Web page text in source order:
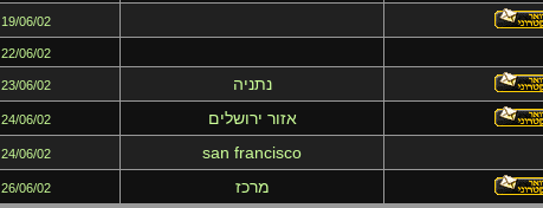
19/06/02
22/06/02
נתניה 23/06/02
אזור ירושלים 24/06/02
san francisco
24/06/02
מרכז 26/06/02